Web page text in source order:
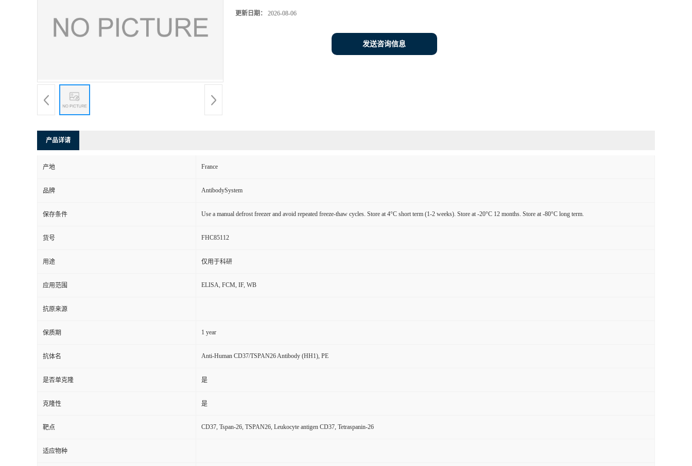
更新日期： 2026-08-06
发送咨询信息
产品详请
产地 France
品牌 AntibodySystem
保存条件 Use a manual defrost freezer and avoid repeated freeze-thaw cycles. Store at 4°C short term (1-2 weeks). Store at -20°C 12 months. Store at -80°C long term.
货号 FHC85112
用途 仅用于科研
应用范围 ELISA, FCM, IF, WB
抗原来源
保质期 1 year
抗体名 Anti-Human CD37/TSPAN26 Antibody (HH1), PE
是否单克隆 是
克隆性 是
靶点 CD37, Tspan-26, TSPAN26, Leukocyte antigen CD37, Tetraspanin-26
适应物种